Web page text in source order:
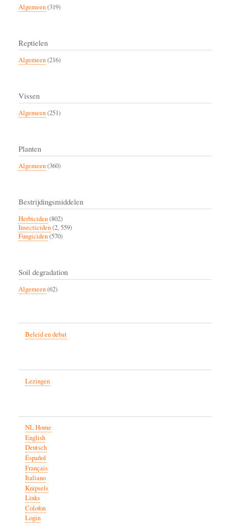
Algemeen(319)
Reptielen
Algemeen(216)
Vissen
Algemeen(251)
Planten
Algemeen(360)
Bestrijdingsmiddelen
Herbiciden(802)
Insecticiden(2, 559)
Fungiciden(570)
Soil degradation
Algemeen(62)
Beleid en debat
Lezingen
NL Home
English
Deutsch
Español
Français
Italiano
Knipsels
Links
Colofon
Login